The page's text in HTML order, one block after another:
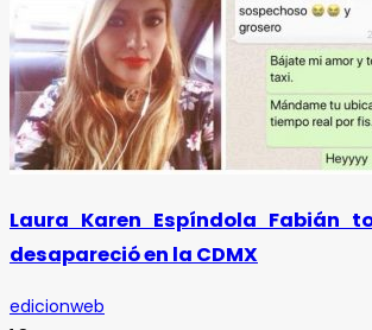
Laura Karen Espíndola Fabián
desapareció en la CDMX
edicionweb